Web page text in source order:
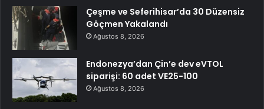
Çeşme ve Seferihisar’da 30 Düzensiz
Göçmen Yakalandı
Ağustos 8, 2026
Endonezya’dan Çin’e dev eVTOL
siparişi: 60 adet VE25-100
Ağustos 8, 2026